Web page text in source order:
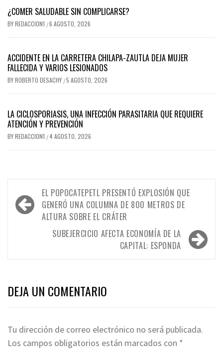
¿COMER SALUDABLE SIN COMPLICARSE?
BYREDACCION1 /6 AGOSTO, 2026
ACCIDENTE EN LA CARRETERA CHILAPA-ZAUTLA DEJA MUJER
FALLECIDA Y VARIOS LESIONADOS
BYROBERTO DESACHY /5 AGOSTO, 2026
LA CICLOSPORIASIS, UNA INFECCIÓN PARASITARIA QUE REQUIERE
ATENCIÓN Y PREVENCIÓN
BYREDACCION1 /4 AGOSTO, 2026
Navegación
de
entradas
EL POPOCATEPETL PRESENTÓ EXPLOSIÓN QUE
GENERÓ UNA COLUMNA DE 800 METROS DE
ALTURA SOBRE EL CRÁTER
SUBEJERCICIO AFECTA ECONOMÍA DE LA
CAPITAL: ESPONDA
DEJA UN COMENTARIO
Tu dirección de correo electrónico no será publicada.
Los campos obligatorios están marcados con *